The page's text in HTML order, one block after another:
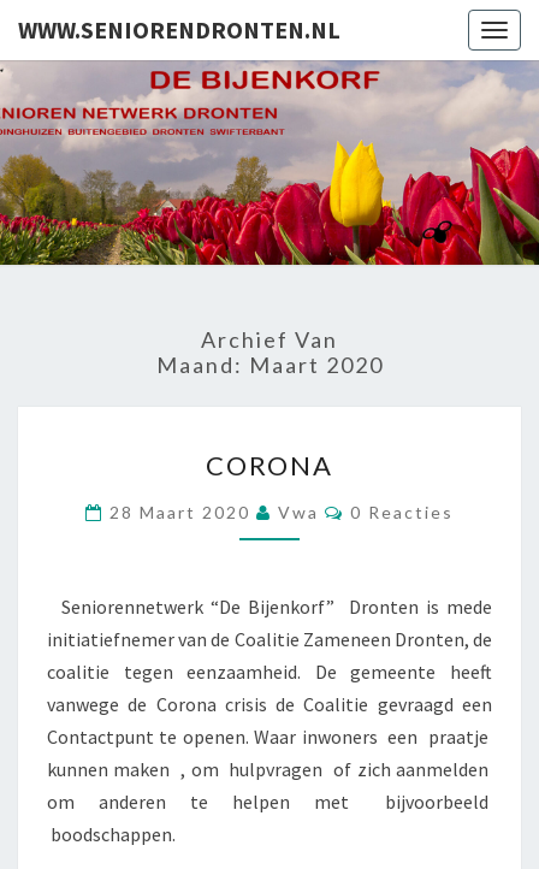
WWW.SENIORENDRONTEN.NL
Het
Netwerk
Voor 30%
Van De
Dronter
Bevolking
Archief Van
Maand: Maart 2020
CORONA
28 Maart 2020 Vwa Reacties
0 Reacties
Seniorennetwerk “De Bijenkorf” Dronten is mede
initiatiefnemer van de Coalitie Zameneen Dronten, de
coalitie tegen eenzaamheid. De gemeente heeft
vanwege de Corona crisis de Coalitie gevraagd een
Contactpunt te openen. Waar inwoners een praatje
kunnen maken , om hulpvragen of zich aanmelden
om anderen te helpen met bijvoorbeeld
boodschappen.